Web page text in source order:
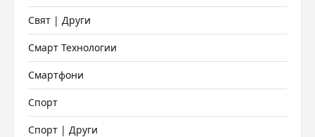
Свят | Други
Смарт Технологии
Смартфони
Спорт
Спорт | Други